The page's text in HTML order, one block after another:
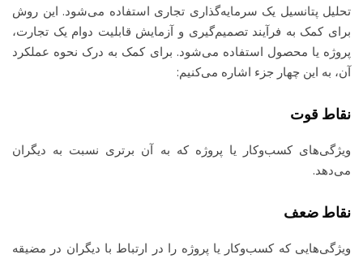
تحلیل پتانسیل یک سرمایه‌گذاری تجاری استفاده می‌شود. این روش
برای کمک به فرآیند تصمیم‌گیری و آزمایش قابلیت دوام یک تجارت،
پروژه یا محصول استفاده می‌شود. برای کمک به درک نحوه عملکرد
آن، به این چهار جزء اشاره می‌کنیم:
نقاط قوت
ویژگی‌های کسب‌وکار یا پروژه که به آن برتری نسبت به دیگران
می‌دهد.
نقاط ضعف
ویژگی‌هایی که کسب‌وکار یا پروژه را در ارتباط با دیگران در مضیقه